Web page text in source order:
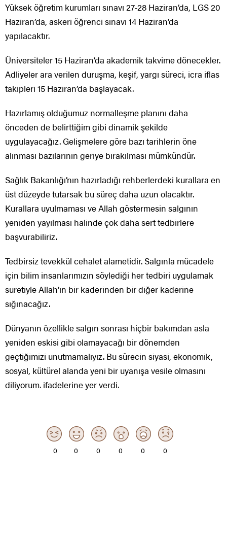
Yüksek öğretim kurumları sınavı 27-28 Haziran’da, LGS 20
Haziran’da, askeri öğrenci sınavı 14 Haziran’da
yapılacaktır.
Üniversiteler 15 Haziran’da akademik takvime dönecekler.
Adliyeler ara verilen duruşma, keşif, yargı süreci, icra iflas
takipleri 15 Haziran’da başlayacak.
Hazırlamış olduğumuz normalleşme planını daha
önceden de belirttiğim gibi dinamik şekilde
uygulayacağız. Gelişmelere göre bazı tarihlerin öne
alınması bazılarının geriye bırakılması mümkündür.
Sağlık Bakanlığı’nın hazırladığı rehberlerdeki kurallara en
üst düzeyde tutarsak bu süreç daha uzun olacaktır.
Kurallara uyulmaması ve Allah göstermesin salgının
yeniden yayılması halinde çok daha sert tedbirlere
başvurabiliriz.
Tedbirsiz tevekkül cehalet alametidir. Salgınla mücadele
için bilim insanlarımızın söylediği her tedbiri uygulamak
suretiyle Allah’ın bir kaderinden bir diğer kaderine
sığınacağız.
Dünyanın özellikle salgın sonrası hiçbir bakımdan asla
yeniden eskisi gibi olamayacağı bir dönemden
geçtiğimizi unutmamalıyız. Bu sürecin siyasi, ekonomik,
sosyal, kültürel alanda yeni bir uyanışa vesile olmasını
diliyorum. ifadelerine yer verdi.
0 0 0 0 0 0